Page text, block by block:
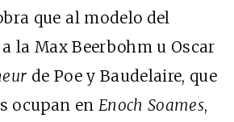
que al modelo del
a la Max Beerbohm u Oscar
de Poe y Baudelaire, que
ocupan en Enoch Soames,